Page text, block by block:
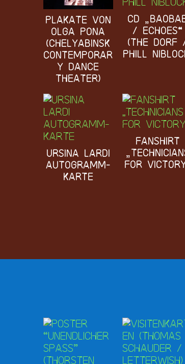
Plakate von
Olga Pona
(Chelyabinsk
Contemporar
y Dance
Theater)
CD
/ ECHOES“
(The Dorf
Phill
Ursina Lardi
Autogramm-
karte
Fanshirt
for